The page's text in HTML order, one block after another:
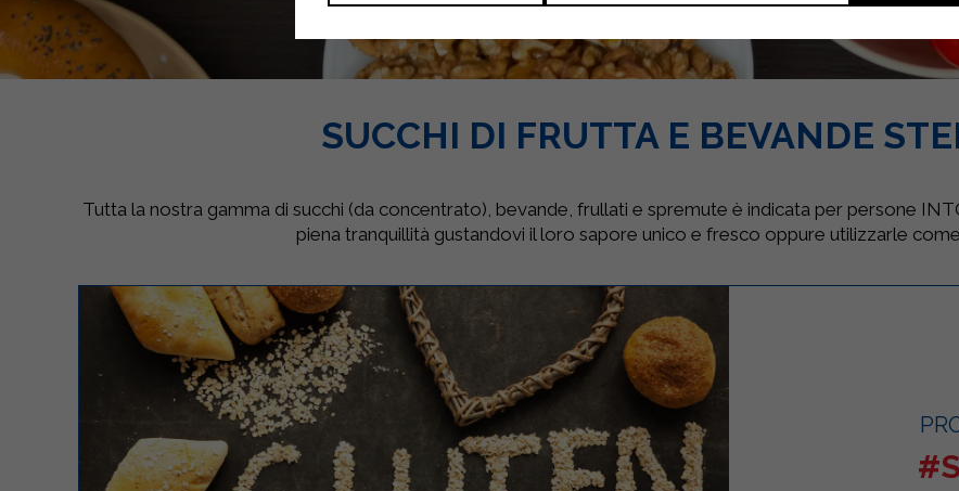
SUCCHI DI FRUTTA E BEVANDE
Tutta la nostra gamma di succhi (da concentrato), bevande, frullati e spremute è indicata per persone
piena tranquillità gustandovi il loro sapore unico e fresco oppure utilizzarle